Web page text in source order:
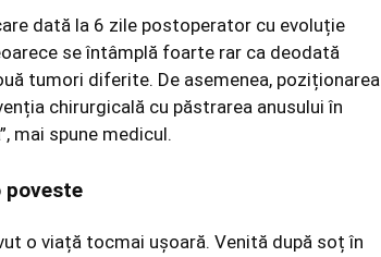
dată la 6 zile postoperator cu evoluție
se întâmplă foarte rar ca deodată
tumori diferite. De asemenea, poziționarea
chirurgicală cu păstrarea anusului în
mai spune medicul.
poveste
o viață tocmai ușoară. Venită după soț în